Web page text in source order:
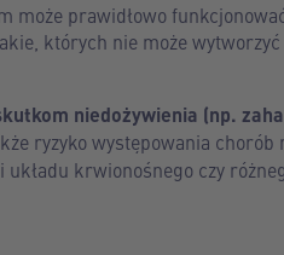
może prawidłowo
których nie może
niedożywienia (np.
ryzyko występowania chorób
krwionośnego czy